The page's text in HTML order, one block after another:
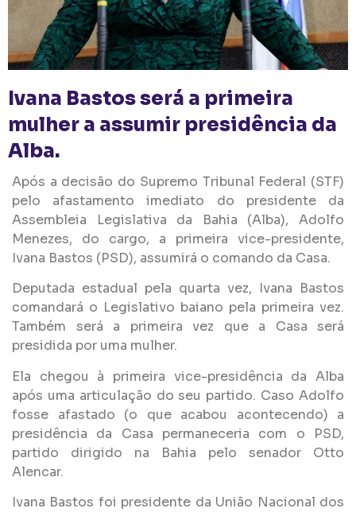
Ivana Bastos será a primeira
mulher a assumir presidência da
Alba.
Após a decisão do Supremo Tribunal Federal (STF)
pelo afastamento imediato do presidente da
Assembleia Legislativa da Bahia (Alba), Adolfo
Menezes, do cargo, a primeira vice-presidente,
Ivana Bastos (PSD), assumirá o comando da Casa.
Deputada estadual pela quarta vez, Ivana Bastos
comandará o Legislativo baiano pela primeira vez.
Também será a primeira vez que a Casa será
presidida por uma mulher.
Ela chegou à primeira vice-presidência da Alba
após uma articulação do seu partido. Caso Adolfo
fosse afastado (o que acabou acontecendo) a
presidência da Casa permaneceria com o PSD,
partido dirigido na Bahia pelo senador Otto
Alencar.
Ivana Bastos foi presidente da União Nacional dos